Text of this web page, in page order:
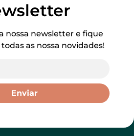
nossa newsletter e fique
as nossa novidades!
Enviar